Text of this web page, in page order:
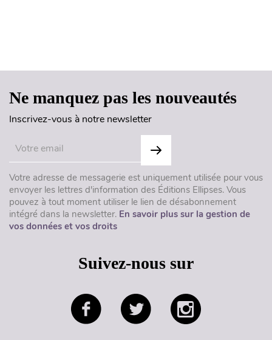
Ne manquez pas les nouveautés
Inscrivez-vous à notre newsletter
Votre adresse de messagerie est uniquement utilisée pour vous
envoyer les lettres d'information des Éditions Ellipses. Vous
pouvez à tout moment utiliser le lien de désabonnement
intégré dans la newsletter. En savoir plus sur la gestion de
vos données et vos droits
Suivez-nous sur